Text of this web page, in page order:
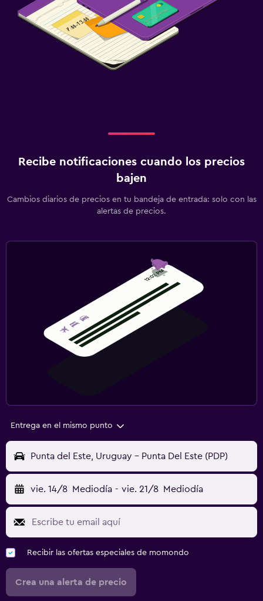
Recibe notificaciones cuando los precios
bajen
Cambios diarios de precios en tu bandeja de entrada: solo con las
alertas de precios.
Entrega en el mismo punto
Punta del Este, Uruguay - Punta Del Este (PDP)
vie. 14/8 Mediodía - vie. 21/8 Mediodía
Recibir las ofertas especiales de momondo
Crea una alerta de precio